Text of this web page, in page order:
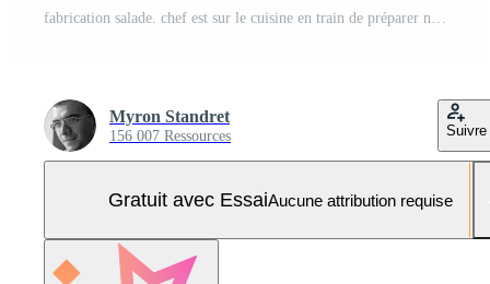
fabrication salade. chef est sur le cuisine en train de préparer nourriture Photo Pro
Myron Standret
156 007 Ressources Suivre
Gratuit avec EssaiAucune attribution requise